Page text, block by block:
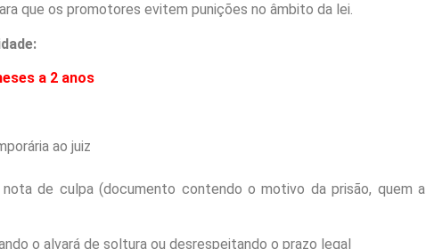
que os promotores evitem punições no âmbito da lei.
a 2 anos
ao juiz
de culpa (documento contendo o motivo da prisão, quem a
o alvará de soltura ou desrespeitando o prazo legal